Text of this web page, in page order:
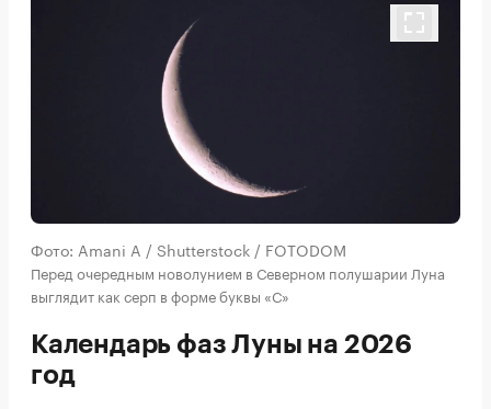
Фото: Amani A / Shutterstock / FOTODOM
Перед очередным новолунием в Северном полушарии Луна
выглядит как серп в форме буквы «С»
Календарь фаз Луны на 2026
год